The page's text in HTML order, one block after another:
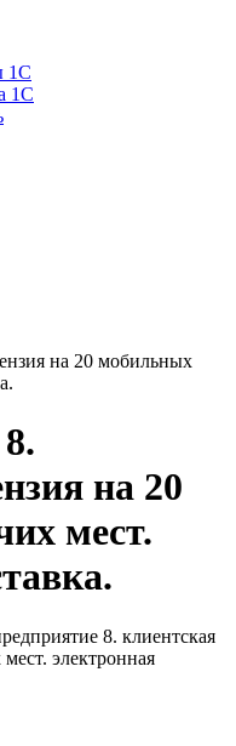
1С
1С
на 20 мобильных
на 20
мест.